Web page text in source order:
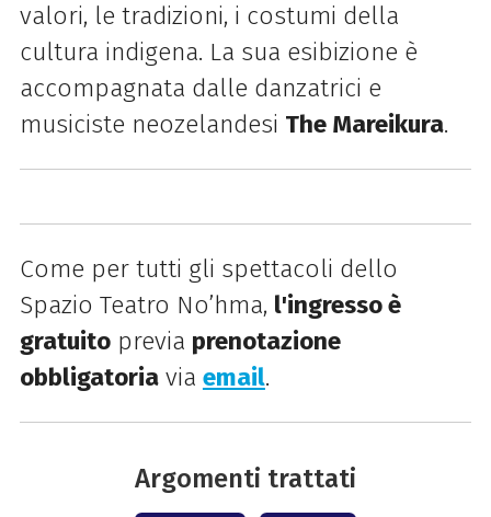
valori, le tradizioni, i costumi della
cultura indigena. La sua esibizione è
accompagnata dalle danzatrici e
musiciste neozelandesi The Mareikura.
Come per tutti gli spettacoli dello
Spazio Teatro No’hma, l'ingresso è
gratuitoprevia prenotazione
obbligatoriavia email.
Argomenti trattati